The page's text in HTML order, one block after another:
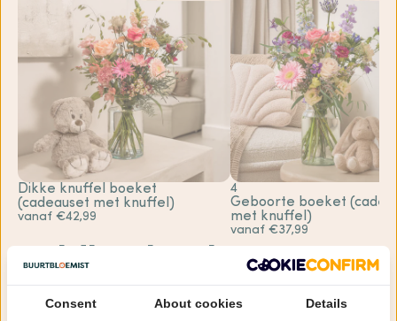
Dikke knuffel boeket
(cadeauset met knuffel)
vanaf €42,99
4
Geboorte boeket
met knuffel)
vanaf €37,99
Veldboeket bezorgen
in Merum
Consent About cookies Details